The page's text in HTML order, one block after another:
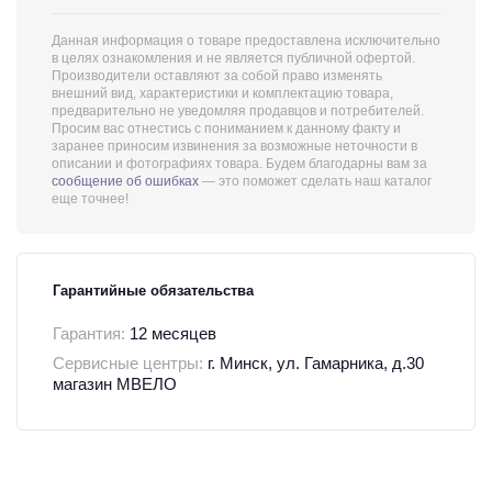
Данная информация о товаре предоставлена исключительно
в целях ознакомления и не является публичной офертой.
Производители оставляют за собой право изменять
внешний вид, характеристики и комплектацию товара,
предварительно не уведомляя продавцов и потребителей.
Просим вас отнестись с пониманием к данному факту и
заранее приносим извинения за возможные неточности в
описании и фотографиях товара. Будем благодарны вам за
сообщение об ошибках — это поможет сделать наш каталог
еще точнее!
Гарантийные обязательства
Гарантия: 12 месяцев
Сервисные центры: г. Минск, ул. Гамарника, д.30
магазин МВЕЛО